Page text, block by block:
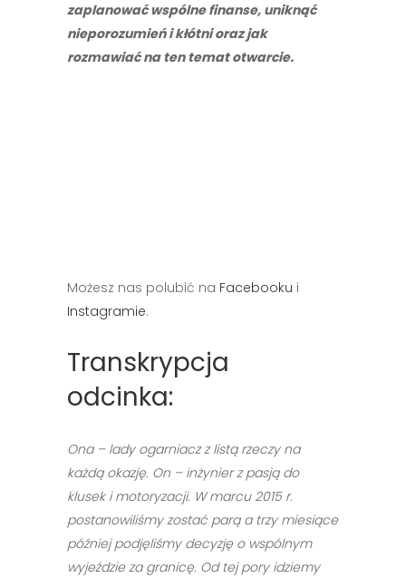
zaplanować wspólne finanse, uniknąć
nieporozumień i kłótni oraz jak
rozmawiać na ten temat otwarcie.
Możesz nas polubić na Facebooku i
Instagramie.
Transkrypcja
odcinka:
Ona – lady ogarniacz z listą rzeczy na
każdą okazję. On – inżynier z pasją do
klusek i motoryzacji. W marcu 2015 r.
postanowiliśmy zostać parą a trzy miesiące
później podjęliśmy decyzję o wspólnym
wyjeździe za granicę. Od tej pory idziemy